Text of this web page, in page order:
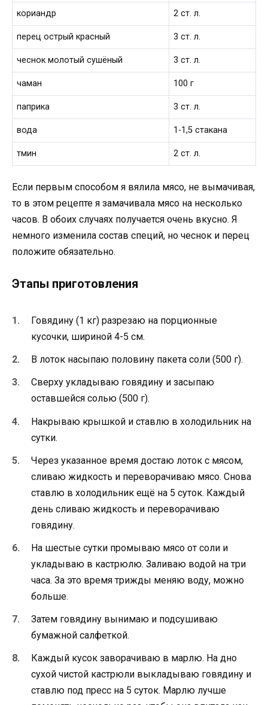
кориандр 2 ст. л.
перец острый красный 3 ст. л.
чеснок молотый сушёный 3 ст. л.
чаман 100 г
паприка 3 ст. л.
вода 1-1,5 стакана
тмин 2 ст. л.
Если первым способом я вялила мясо, не вымачивая,
то в этом рецепте я замачивала мясо на несколько
часов. В обоих случаях получается очень вкусно. Я
немного изменила состав специй, но чеснок и перец
положите обязательно.
Этапы приготовления
Говядину (1 кг) разрезаю на порционные
кусочки, шириной 4-5 см.
В лоток насыпаю половину пакета соли (500 г).
Сверху укладываю говядину и засыпаю
оставшейся солью (500 г).
Накрываю крышкой и ставлю в холодильник на
сутки.
Через указанное время достаю лоток с мясом,
сливаю жидкость и переворачиваю мясо. Снова
ставлю в холодильник ещё на 5 суток. Каждый
день сливаю жидкость и переворачиваю
говядину.
На шестые сутки промываю мясо от соли и
укладываю в кастрюлю. Заливаю водой на три
часа. За это время трижды меняю воду, можно
больше.
Затем говядину вынимаю и подсушиваю
бумажной салфеткой.
Каждый кусок заворачиваю в марлю. На дно
сухой чистой кастрюли выкладываю говядину и
ставлю под пресс на 5 суток. Марлю лучше